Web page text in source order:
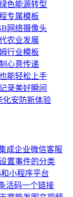
色能源转型
专属模板
网络摄像头
农业发展
行业模板
心意传递
能轻松上手
录美好瞬间
化安防新体验
成企业微信客服
置事件的分类
小程序平台
活码一个链接